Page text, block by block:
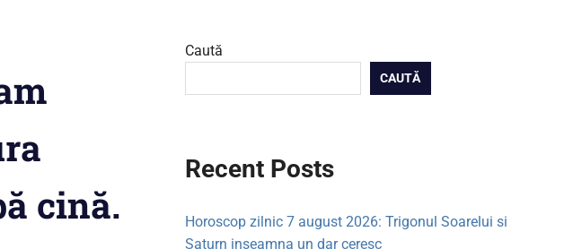
cină.
Caută
CAUTĂ
Recent Posts
Horoscop zilnic 7 august 2026: Trigonul Soarelui si
Saturn inseamna un dar ceresc